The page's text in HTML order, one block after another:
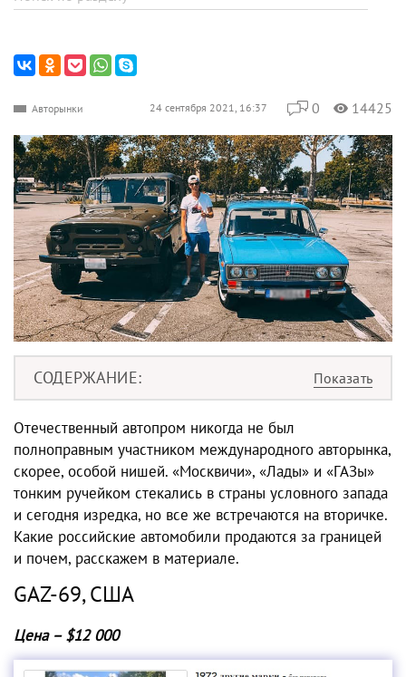
Авторынки 24 сентября 2021, 16:37 0 14425
СОДЕРЖАНИЕ
Отечественный автопром никогда не был
полноправным участником международного авторынка,
скорее, особой нишей. «Москвичи», «Лады» и «ГАЗы»
тонким ручейком стекались в страны условного запада
и сегодня изредка, но все же встречаются на вторичке.
Какие российские автомобили продаются за границей
и почем, расскажем в материале.
GAZ-69, США
Цена – $12 000